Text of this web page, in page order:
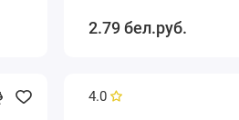
2.79 бел.руб.
4.0